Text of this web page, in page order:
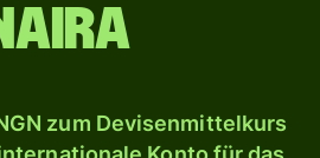
zum Devisenmittelkurs